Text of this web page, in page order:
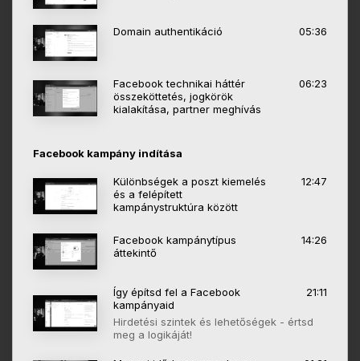
Domain authentikáció 05:36
Facebook technikai háttér
összeköttetés, jogkörök
kialakítása, partner meghívás
06:23
Facebook kampány indítása
Különbségek a poszt kiemelés
és a felépített
kampánystruktúra között
12:47
Facebook kampánytípus
áttekintő
14:26
Így építsd fel a Facebook
kampányaid
21:11
Hirdetési szintek és lehetőségek - értsd
meg a logikáját!